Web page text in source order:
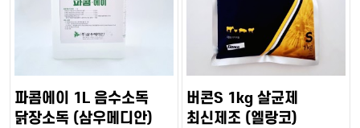
파콤에이 1L 음수소독
닭장소독 (삼우메디안)
버콘S 1kg 살균제
최신제조 (엘랑코)